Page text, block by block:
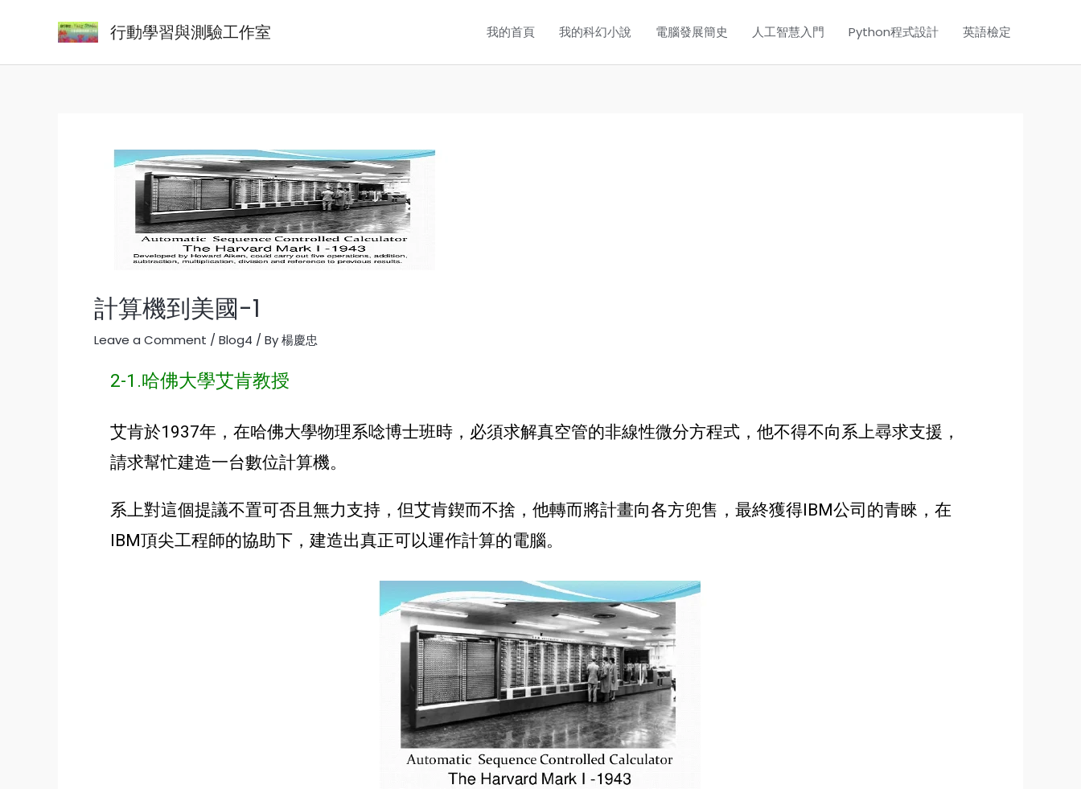
行動學習與測驗工作室 我的首頁 我的科幻小說 電腦發展簡史 人工智慧入門 Python程式設計 英語檢定
計算機到美國-1
Leave a Comment / Blog4 / By楊慶忠
2-1.哈佛大學艾肯教授
艾肯於1937年，在哈佛大學物理系唸博士班時，必須求解真空管的非線性微分方程式， 他不得不向系上尋求支援 ，
請求幫忙建造一台數位計算機。
系上對這個提議不置可否且無力支持，但艾肯鍥而不捨，他轉而將計畫向各方兜售，最終獲得IBM公司的青睞，在
IBM頂尖工程師的協助下，建造出真正可以運作計算的電腦。
navigation